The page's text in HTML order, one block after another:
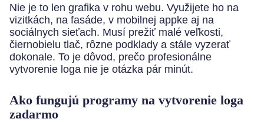
Nie je to len grafika v rohu webu. Využijete ho na
vizitkách, na fasáde, v mobilnej appke aj na
sociálnych sieťach. Musí prežiť malé veľkosti,
čiernobielu tlač, rôzne podklady a stále vyzerať
dokonale. To je dôvod, prečo profesionálne
vytvorenie loga nie je otázka pár minút.
Ako fungujú programy na vytvorenie loga
zadarmo